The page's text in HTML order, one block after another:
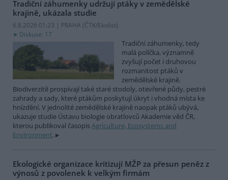
Tradiční záhumenky udržují ptáky v zemědělské
krajině, ukázala studie
6.8.2026 01:23 | PRAHA (ČTK/Ekolist)
Diskuse: 17
Tradiční záhumenky, tedy
malá políčka, významně
zvyšují počet i druhovou
rozmanitost ptáků v
zemědělské krajině.
Biodiverzitě prospívají také staré stodoly, otevřené půdy, pestré
zahrady a sady, které ptákům poskytují úkryt i vhodná místa ke
hnízdění. V jednolité zemědělské krajině naopak ptáků ubývá,
ukazuje studie Ústavu biologie obratlovců Akademie věd ČR,
kterou publikoval časopisAgriculture, Ecosystems and
Environment.
Ekologické organizace kritizují MŽP za přesun peněz z
výnosů z povolenek k velkým firmám